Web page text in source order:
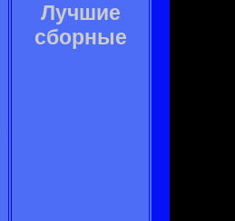
Лучшие
сборные